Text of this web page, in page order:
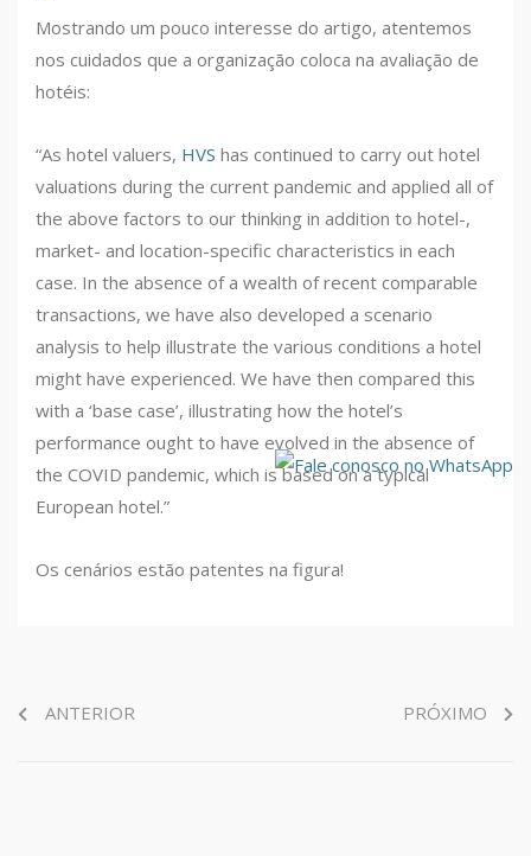
Mostrando um pouco interesse do artigo, atentemos
nos cuidados que a organização coloca na avaliação de
hotéis:
“As hotel valuers, HVS has continued to carry out hotel
valuations during the current pandemic and applied all of
the above factors to our thinking in addition to hotel-,
market- and location-specific characteristics in each
case. In the absence of a wealth of recent comparable
transactions, we have also developed a scenario
analysis to help illustrate the various conditions a hotel
might have experienced. We have then compared this
with a ‘base case’, illustrating how the hotel’s
performance ought to have evolved in the absence of
the COVID pandemic, which is based on a typical
European hotel.”
Os cenários estão patentes na figura!
ANTERIOR PRÓXIMO